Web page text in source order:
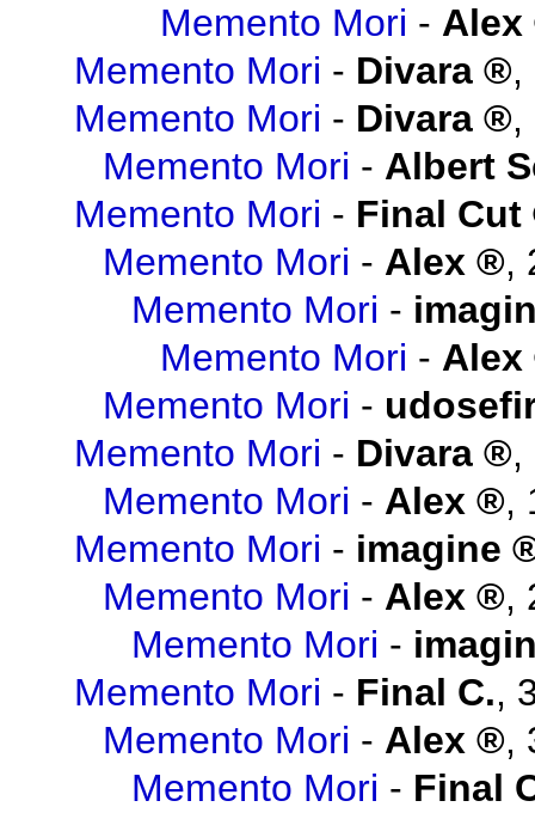
Memento Mori - Alex
Memento Mori - Divara ,
Memento Mori - Divara ,
Memento Mori - Albert
Memento Mori - Final Cut
Memento Mori - Alex ,
Memento Mori -
Memento Mori - Alex
Memento Mori -
Memento Mori - Divara ,
Memento Mori - Alex ,
Memento Mori - imagine
Memento Mori - Alex ,
Memento Mori -
Memento Mori - Final C.,
Memento Mori - Alex ,
Memento Mori - Final